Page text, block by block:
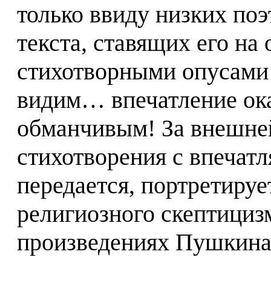
только ввиду низких
текста, ставящих его на
стихотворными
видим… впечатление
обманчивым! За
стихотворения с
передается,
религиозного
произведениях